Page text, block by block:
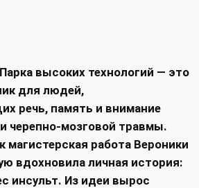
высоких технологий — это
для людей,
речь, память и внимание
черепно‑мозговой травмы.
магистерская работа Вероники
вдохновила личная история:
инсульт. Из идеи вырос